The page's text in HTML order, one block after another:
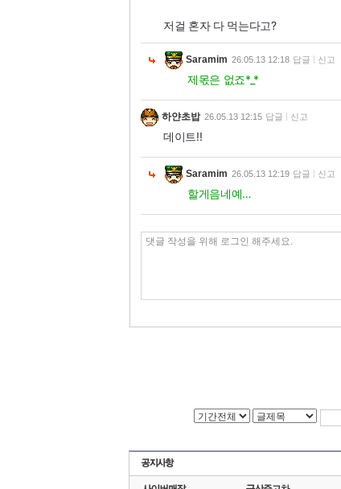
저걸 혼자 다 먹는다고?
Saramim 26.05.13 12:18 답글 신고
제몫은 없죠*_*
하얀초밥 26.05.13 12:15 답글 신고
데이트!!
Saramim 26.05.13 12:19 답글 신고
할게음네예…